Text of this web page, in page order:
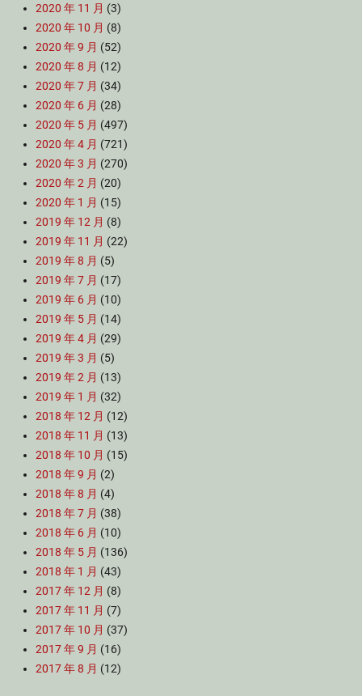
2020 年 11 月 (3)
2020 年 10 月 (8)
2020 年 9 月 (52)
2020 年 8 月 (12)
2020 年 7 月 (34)
2020 年 6 月 (28)
2020 年 5 月 (497)
2020 年 4 月 (721)
2020 年 3 月 (270)
2020 年 2 月 (20)
2020 年 1 月 (15)
2019 年 12 月 (8)
2019 年 11 月 (22)
2019 年 8 月 (5)
2019 年 7 月 (17)
2019 年 6 月 (10)
2019 年 5 月 (14)
2019 年 4 月 (29)
2019 年 3 月 (5)
2019 年 2 月 (13)
2019 年 1 月 (32)
2018 年 12 月 (12)
2018 年 11 月 (13)
2018 年 10 月 (15)
2018 年 9 月 (2)
2018 年 8 月 (4)
2018 年 7 月 (38)
2018 年 6 月 (10)
2018 年 5 月 (136)
2018 年 1 月 (43)
2017 年 12 月 (8)
2017 年 11 月 (7)
2017 年 10 月 (37)
2017 年 9 月 (16)
2017 年 8 月 (12)